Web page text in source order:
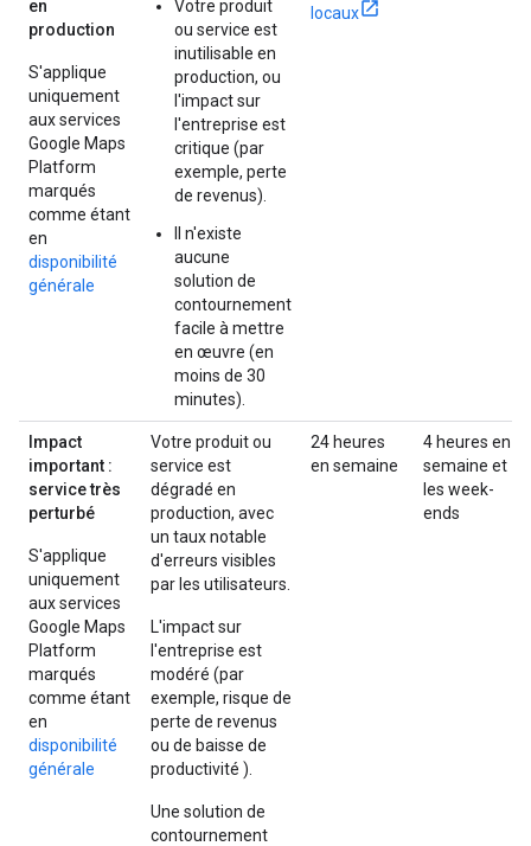
en
production
S'applique
uniquement
aux services
Google Maps
Platform
marqués
comme étant
en
disponibilité
générale
Votre produit
ou service est
inutilisable en
production, ou
l'impact sur
l'entreprise est
critique (par
exemple, perte
de revenus).
Il n'existe
aucune
solution de
contournement
facile à mettre
en œuvre (en
moins de 30
minutes).
locaux
Impact
important :
service très
perturbé
S'applique
uniquement
aux services
Google Maps
Platform
marqués
comme étant
en
disponibilité
générale
Votre produit ou
service est
dégradé en
production, avec
un taux notable
d'erreurs visibles
par les utilisateurs.
L'impact sur
l'entreprise est
modéré (par
exemple, risque de
perte de revenus
ou de baisse de
productivité ).
Une solution de
contournement
24 heures
en semaine
4 heures en
semaine et
les week-
ends